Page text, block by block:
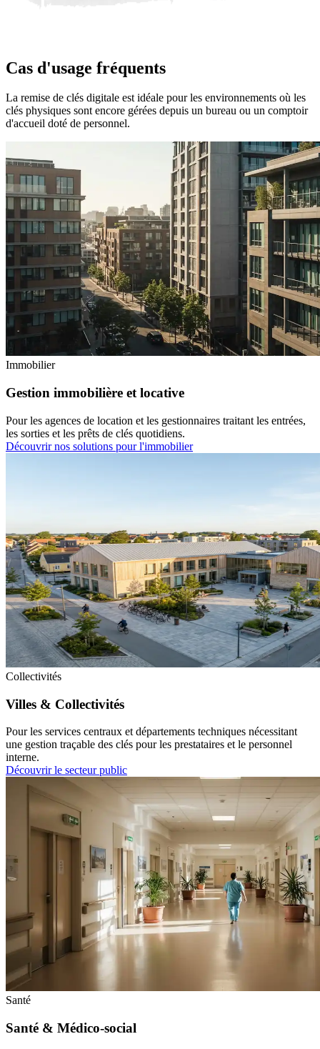
Cas d'usage fréquents
La remise de clés digitale est idéale pour les environnements où les
clés physiques sont encore gérées depuis un bureau ou un comptoir
d'accueil doté de personnel.
Immobilier
Gestion immobilière et locative
Pour les agences de location et les gestionnaires traitant les entrées,
les sorties et les prêts de clés quotidiens.
Découvrir nos solutions pour l'immobilier
Collectivités
Villes & Collectivités
Pour les services centraux et départements techniques nécessitant
une gestion traçable des clés pour les prestataires et le personnel
interne.
Découvrir le secteur public
Santé
Santé & Médico-social